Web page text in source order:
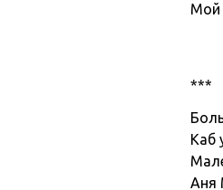
Мой
***
Каб
Аня